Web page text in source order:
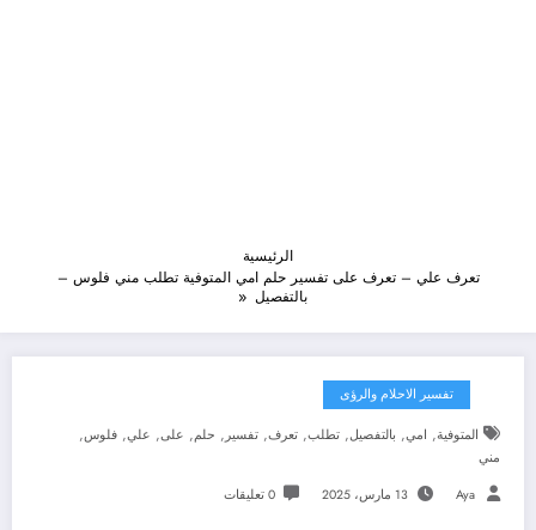
الرئيسية
تعرف علي – تعرف على تفسير حلم امي المتوفية تطلب مني فلوس –
بالتفصيل
تفسير الاحلام والرؤى
المتوفية, امي, بالتفصيل, تطلب, تعرف, تفسير , حلم, على, علي, فلوس,
مني
Aya 13 مارس، 2025 0 تعليقات